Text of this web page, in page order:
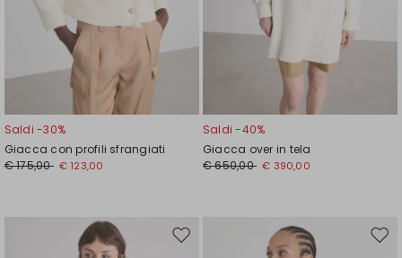
Saldi -30%
Giacca con profili sfrangiati
€ 175,00 € 123,00
Saldi -40%
Giacca over in tela
€ 650,00 € 390,00
Sposta